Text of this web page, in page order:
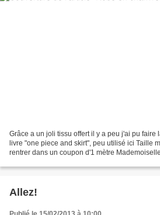
Grâce a un joli tissu offert il y a peu j'ai pu faire
livre "one piece and skirt", peu utilisé ici Taille
rentrer dans un coupon d'1 mètre
Allez!